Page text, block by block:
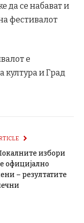
да се набават и
фестивалот
е
култура и Град
избори
официјално
– резултатите